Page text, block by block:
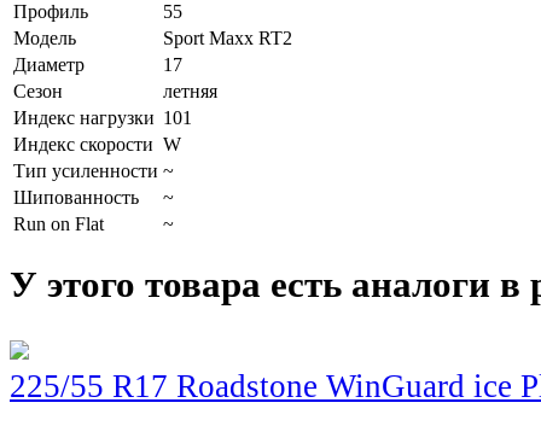
Профиль
55
Модель
Sport Maxx RT2
Диаметр
17
Сезон
летняя
Индекс нагрузки 101
Индекс скорости W
Тип усиленности ~
Шипованность
~
Run on Flat
~
У этого товара есть аналоги в
225/55 R17 Roadstone WinGuard ice